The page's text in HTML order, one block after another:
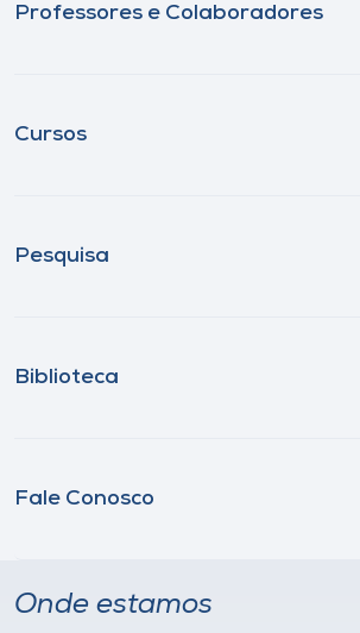
Professores e Colaboradores
Cursos
Pesquisa
Biblioteca
Fale Conosco
Onde estamos